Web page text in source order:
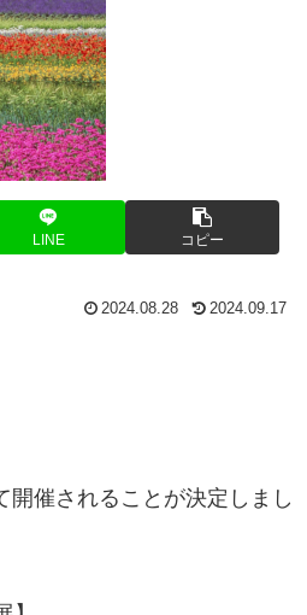
LINE コピー
2024.08.28 2024.09.17
催されることが決定しまし